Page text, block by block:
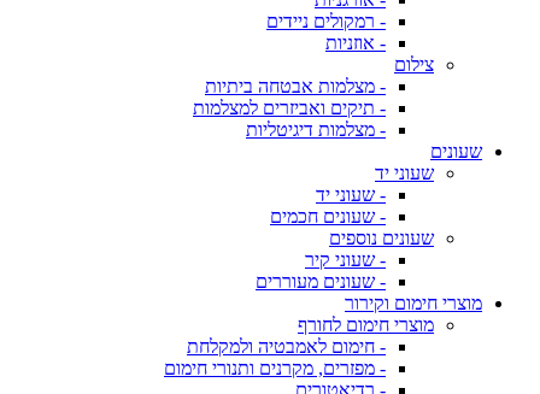
- רמקולים ניידים
- אוזניות
צילום
- מצלמות אבטחה ביתיות
- תיקים ואביזרים למצלמות
- מצלמות דיגיטליות
שעונים
שעוני יד
- שעוני יד
- שעונים חכמים
שעונים נוספים
- שעוני קיר
- שעונים מעוררים
מוצרי חימום וקירור
מוצרי חימום לחורף
- חימום לאמבטיה ולמקלחת
- מפזרים, מקרנים ותנורי חימום
- רדיאטורים